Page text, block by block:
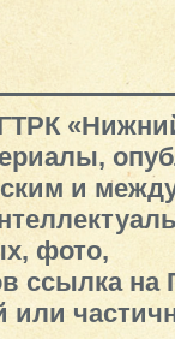
и
фото,
ссылка
или